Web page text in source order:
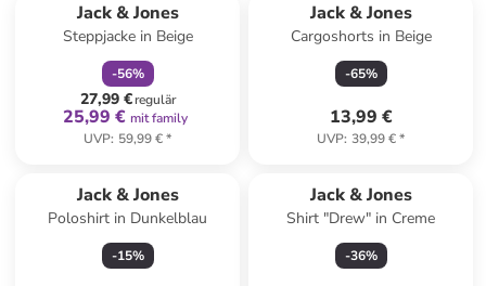
Jack & Jones
Steppjacke in Beige
-56%
27,99 €regulär
25,99 € mit family
UVP: 59,99 €*
Jack & Jones
Cargoshorts in Beige
-65%
13,99 €
UVP: 39,99 €*
Jack & Jones
Poloshirt in Dunkelblau
-15%
Jack & Jones
Shirt "Drew" in Creme
-36%